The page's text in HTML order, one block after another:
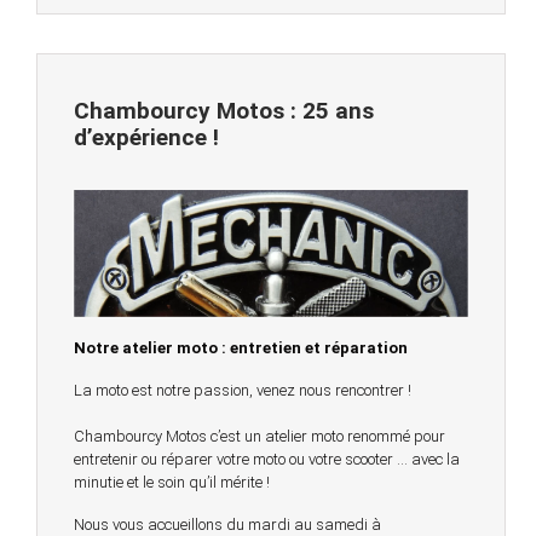
Chambourcy Motos : 25 ans
d’expérience !
Notre atelier moto : entretien et réparation
La moto est notre passion, venez nous rencontrer !
Chambourcy Motos c’est un atelier moto renommé pour
entretenir ou réparer votre moto ou votre scooter … avec la
minutie et le soin qu’il mérite !
Nous vous accueillons du mardi au samedi à